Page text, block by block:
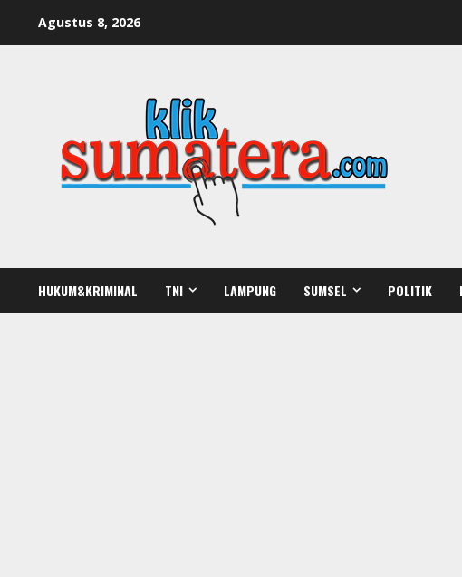
Agustus 8, 2026
HUKUM&KRIMINAL TNI LAMPUNG SUMSEL POLITIK